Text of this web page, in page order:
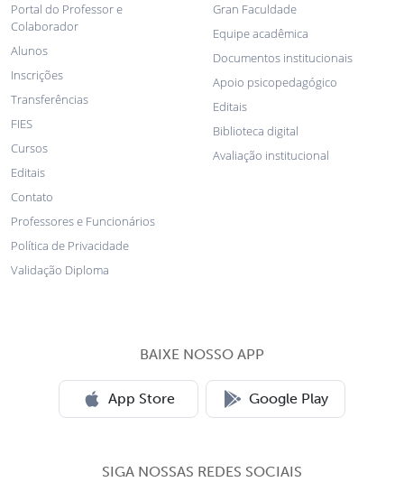
Portal do Professor e
Colaborador
Alunos
Inscrições
Transferências
FIES
Cursos
Editais
Contato
Professores e Funcionários
Política de Privacidade
Validação Diploma
Gran Faculdade
Equipe acadêmica
Documentos institucionais
Apoio psicopedagógico
Editais
Biblioteca digital
Avaliação institucional
BAIXE NOSSO APP
App Store Google Play
SIGA NOSSAS REDES SOCIAIS